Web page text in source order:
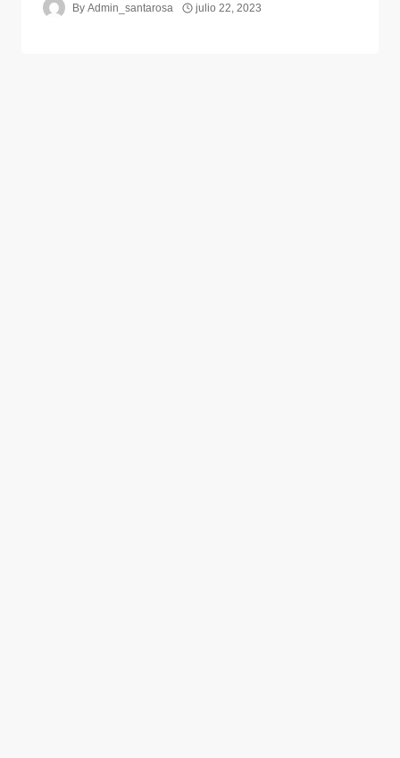
By Admin_santarosa julio 22, 2023